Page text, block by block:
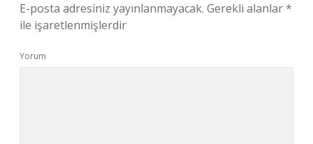
E-posta adresiniz yayınlanmayacak. Gerekli alanlar*
ile işaretlenmişlerdir
Yorum